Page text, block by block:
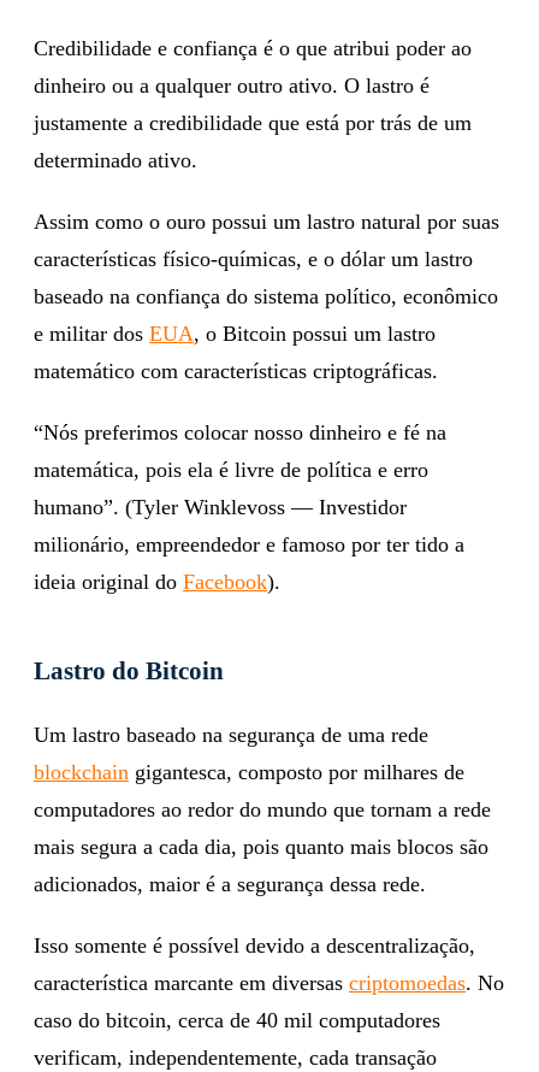
Credibilidade e confiança é o que atribui poder ao
dinheiro ou a qualquer outro ativo. O lastro é
justamente a credibilidade que está por trás de um
determinado ativo.
Assim como o ouro possui um lastro natural por suas
características físico-químicas, e o dólar um lastro
baseado na confiança do sistema político, econômico
e militar dos EUA, o Bitcoin possui um lastro
matemático com características criptográficas.
“Nós preferimos colocar nosso dinheiro e fé na
matemática, pois ela é livre de política e erro
humano”. (Tyler Winklevoss — Investidor
milionário, empreendedor e famoso por ter tido a
ideia original do Facebook).
Lastro do Bitcoin
Um lastro baseado na segurança de uma rede
blockchain gigantesca, composto por milhares de
computadores ao redor do mundo que tornam a rede
mais segura a cada dia, pois quanto mais blocos são
adicionados, maior é a segurança dessa rede.
Isso somente é possível devido a descentralização,
característica marcante em diversas criptomoedas. No
caso do bitcoin, cerca de 40 mil computadores
verificam, independentemente, cada transação